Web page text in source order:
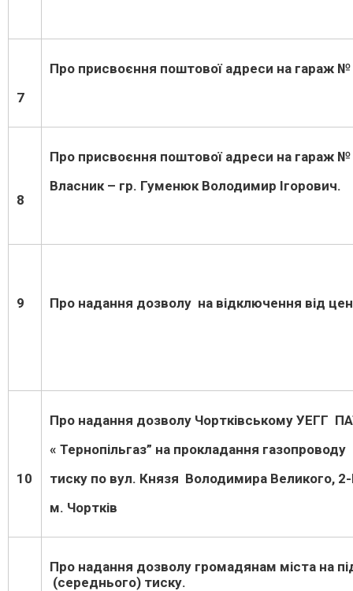
7
Про присвоєння поштової адреси на
8
Про присвоєння поштової адреси на гараж
Власник – гр. Гуменюк Володимир Ігорович.
9 Про надання дозволу на відключення від
10
Про надання дозволу Чортківському УЕГГ
« Тернопільгаз” на прокладання
тиску по вул. Князя Володимира Великого,
м. Чортків
Про надання дозволу громадянам міста
(середнього) тиску.